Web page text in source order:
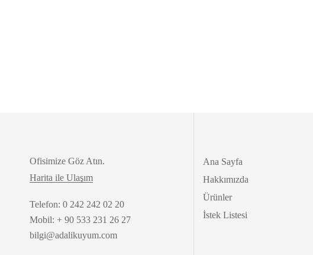
Ofisimize Göz Atın.
Harita ile Ulaşım
Telefon: 0 242 242 02 20
Mobil: + 90 533 231 26 27
bilgi@adalikuyum.com
Ana Sayfa
Hakkımızda
Ürünler
İstek Listesi